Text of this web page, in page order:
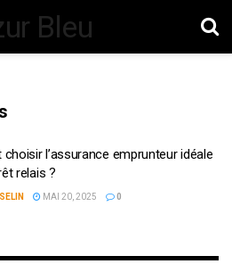
Bleu
l’assurance emprunteur idéale
relais ?
MAI 20, 2025 0